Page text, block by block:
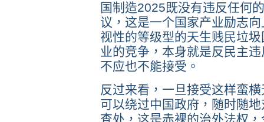
国制造2025既没有违反任何
议，这是一个国家产业励志
视性的等级型的天生贱民垃
业的竞争，本身就是反民主
不应也不能接受。
反过来看，一旦接受这样蛮
可以绕过中国政府，随时随
查处，这是赤裸的治外法权